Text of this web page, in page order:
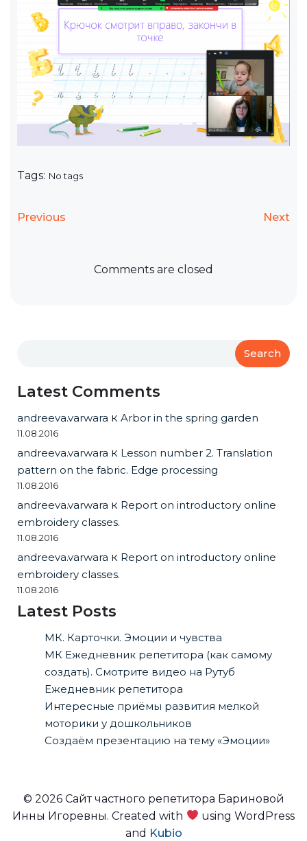
Tags: No tags
Previous Next
Comments are closed
Search
Latest Comments
andreeva.varwara к Arbor in the spring garden
11.08.2016
andreeva.varwara к Lesson number 2. Translation
pattern on the fabric. Edge processing
11.08.2016
andreeva.varwara к Report on introductory online
embroidery classes.
11.08.2016
andreeva.varwara к Report on introductory online
embroidery classes.
11.08.2016
Latest Posts
МК. Карточки. Эмоции и чувства
МК Ежедневник репетитора (как самому
создать). Смотрите видео на Рутуб
Ежедневник репетитора
Интересные приёмы развития мелкой
моторики у дошкольников
Создаём презентацию на тему «Эмоции»
© 2026 Сайт частного репетитора Бариновой
Инны Игоревны. Created with
using WordPress
and Kubio